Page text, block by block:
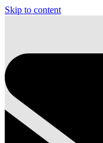
Skip to content